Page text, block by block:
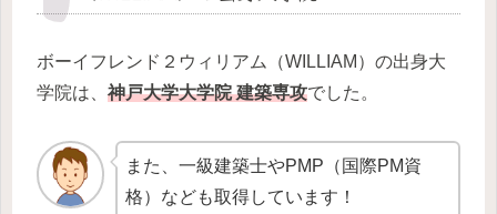
ボーイフレンド２ウィリアム（WILLIAM）の出身大
学院は、 神戸大学大学院 建築専攻でした。
また、一級建築士やPMP（国際PM資
格）なども取得しています！